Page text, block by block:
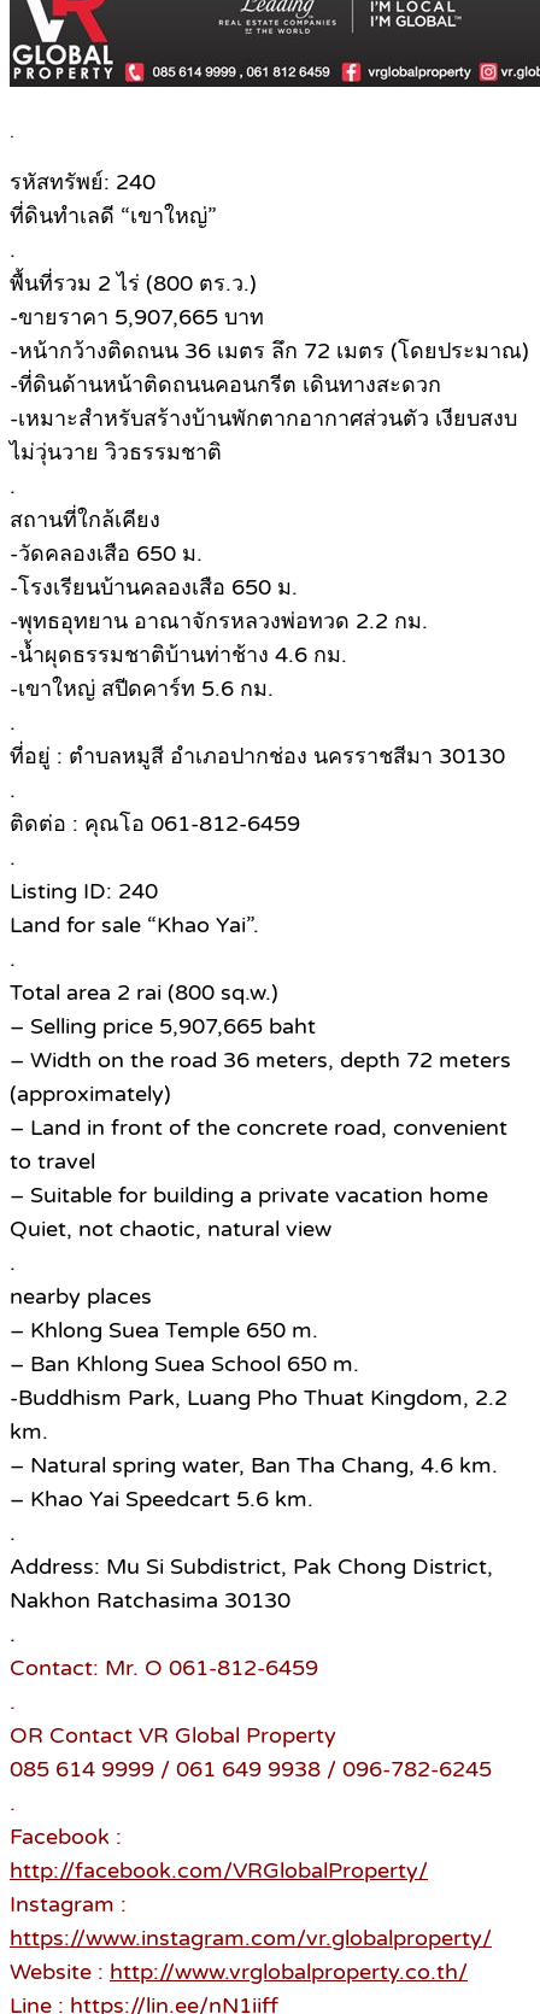
.
รหัสทรัพย์: 240
ที่ดินทำเลดี “เขาใหญ่”
.
พื้นที่รวม 2 ไร่ (800 ตร.ว.)
-ขายราคา 5,907,665 บาท
-หน้ากว้างติดถนน 36 เมตร ลึก 72 เมตร (โดยประมาณ)
-ที่ดินด้านหน้าติดถนนคอนกรีต เดินทางสะดวก
-เหมาะสำหรับสร้างบ้านพักตากอากาศส่วนตัว เงียบสงบ
ไม่วุ่นวาย วิวธรรมชาติ
.
สถานที่ใกล้เคียง
-วัดคลองเสือ 650 ม.
-โรงเรียนบ้านคลองเสือ 650 ม.
-พุทธอุทยาน อาณาจักรหลวงพ่อทวด 2.2 กม.
-น้ำผุดธรรมชาติบ้านท่าช้าง 4.6 กม.
-เขาใหญ่ สปีดคาร์ท 5.6 กม.
.
ที่อยู่ : ตำบลหมูสี อำเภอปากช่อง นครราชสีมา 30130
.
ติดต่อ : คุณโอ 061-812-6459
.
Listing ID: 240
Land for sale “Khao Yai”.
.
Total area 2 rai (800 sq.w.)
– Selling price 5,907,665 baht
– Width on the road 36 meters, depth 72 meters
(approximately)
– Land in front of the concrete road, convenient
to travel
– Suitable for building a private vacation home
Quiet, not chaotic, natural view
.
nearby places
– Khlong Suea Temple 650 m.
– Ban Khlong Suea School 650 m.
-Buddhism Park, Luang Pho Thuat Kingdom, 2.2
km.
– Natural spring water, Ban Tha Chang, 4.6 km.
– Khao Yai Speedcart 5.6 km.
.
Address: Mu Si Subdistrict, Pak Chong District,
Nakhon Ratchasima 30130
.
Contact: Mr. O 061-812-6459
.
OR Contact VR Global Property
085 614 9999 / 061 649 9938 / 096-782-6245
.
Facebook :
http://facebook.com/VRGlobalProperty/
Instagram :
https://www.instagram.com/vr.globalproperty/
Website : http://www.vrglobalproperty.co.th/
Line : https://lin.ee/nN1iiff